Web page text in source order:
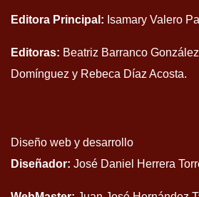
Editora Principal: Isamary Valero
Editoras: Beatriz Barranco
Domínguez y Rebeca Díaz Acosta.
Diseño web y desarrollo
Diseñador: José Daniel Herrera